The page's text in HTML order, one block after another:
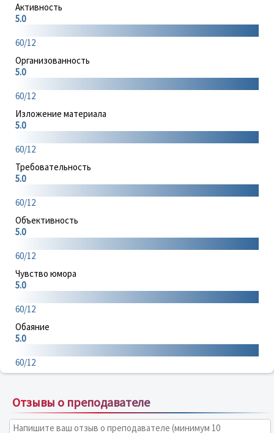
Активность
5.0
60/12
Организованность
5.0
60/12
Изложение материала
5.0
60/12
Требовательность
5.0
60/12
Объективность
5.0
60/12
Чувство юмора
5.0
60/12
Обаяние
5.0
60/12
Отзывы о преподавателе